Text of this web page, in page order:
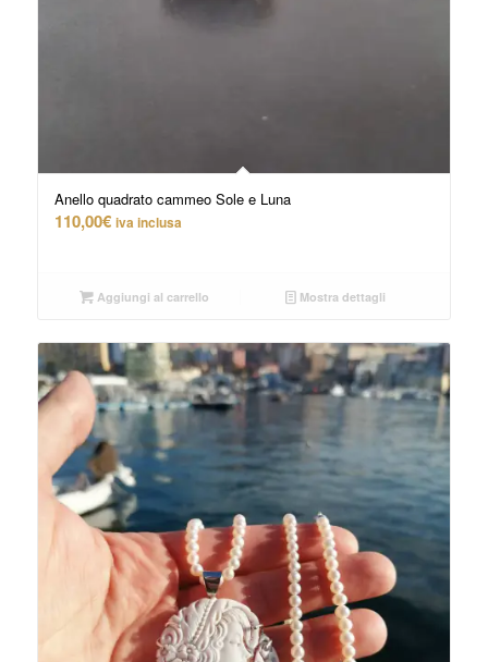
Anello quadrato cammeo Sole e Luna
110,00€ iva inclusa
Aggiungi al carrello Mostra dettagli